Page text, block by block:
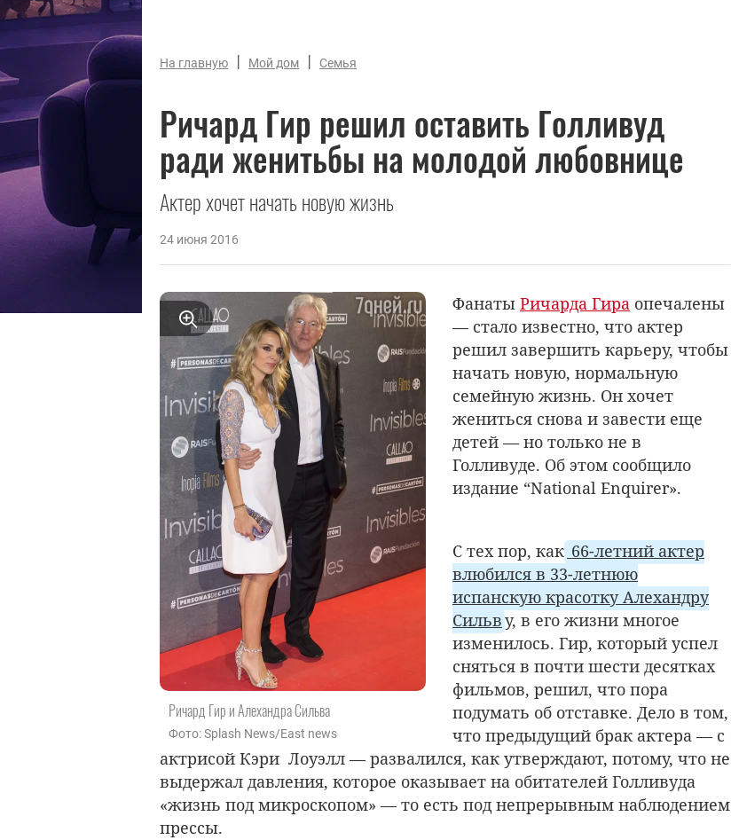
На главную | Мой дом | Семья
Ричард Гир решил оставить Голливуд
ради женитьбы на молодой любовнице
Актер хочет начать новую жизнь
24 июня 2016
Ричард Гир и Алехандра Сильва
Фото: Splash News/East news
Фанаты Ричарда Гира опечалены
— стало известно, что актер
решил завершить карьеру, чтобы
начать новую, нормальную
семейную жизнь. Он хочет
жениться снова и завести еще
детей — но только не в
Голливуде. Об этом сообщило
издание “National Enquirer».
С тех пор, как 66-летний актер
влюбился в 33-летнюю
испанскую красотку Алехандру
Сильву, в его жизни многое
изменилось. Гир, который успел
сняться в почти шести десятках
фильмов, решил, что пора
подумать об отставке. Дело в том,
что предыдущий брак актера — с
актрисой Кэри Лоуэлл — развалился, как утверждают, потому, что не
выдержал давления, которое оказывает на обитателей Голливуда
«жизнь под микроскопом» — то есть под непрерывным наблюдением
прессы.